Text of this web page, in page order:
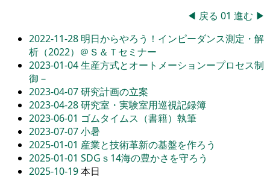
◀ 戻る 01 進む ▶
2022-11-28 明日からやろう！インピーダンス測定・解
析（2022）＠Ｓ＆Ｔセミナー
2023-01-04生産方式とオートメーションープロセス制
御－
2023-04-07研究計画の立案
2023-04-28研究室・実験室用巡視記録簿
2023-06-01 ゴムタイムス（書籍）執筆
2023-07-07小暑
2025-01-01 産業と技術革新の基盤を作ろう
2025-01-01 SDGｓ14海の豊かさを守ろう
2025-10-19本日